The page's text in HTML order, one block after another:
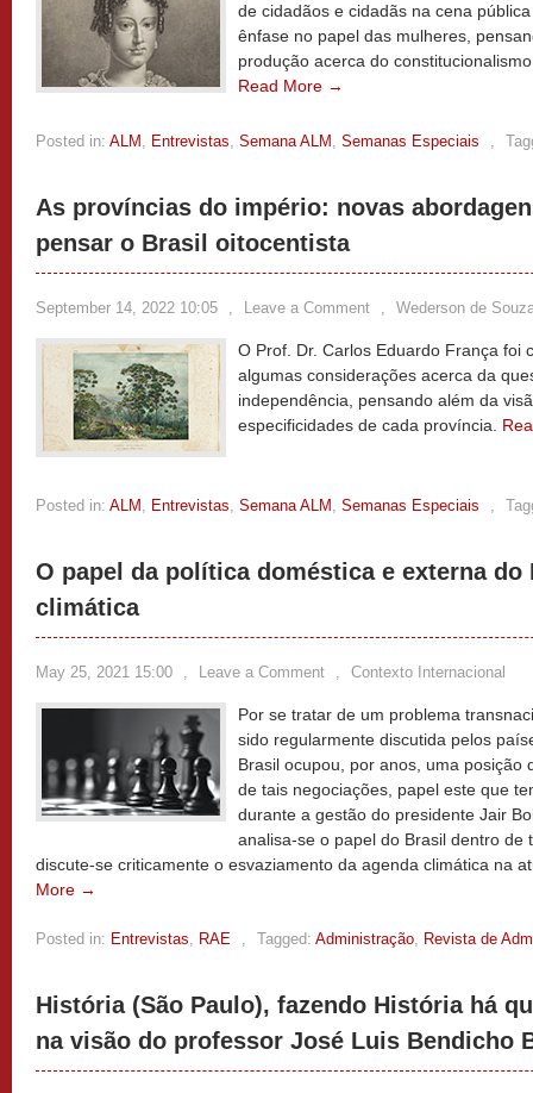
de cidadãos e cidadãs na cena
ênfase no papel das mulheres,
produção acerca do
Read More →
Posted in: ALM , Entrevistas, Semana ALM , Semanas Especiais ,
As províncias do império: novas
pensar o Brasil oitocentista
September 14, 2022 10:05 , Leave a Comment , Wederson de
O Prof. Dr. Carlos Eduardo França foi
algumas considerações acerca da
independência, pensando além da
especificidades de cada província.
Posted in: ALM , Entrevistas, Semana ALM , Semanas Especiais ,
O papel da política doméstica e externa do
climática
May 25, 2021 15:00 , Leave a Comment , Contexto Internacional
Por se tratar de um problema
sido regularmente discutida pelos
Brasil ocupou, por anos, uma posição
de tais negociações, papel este que
durante a gestão do presidente Jair
analisa-se o papel do Brasil dentro de
discute-se criticamente o esvaziamento da agenda climática na
More →
Posted in: Entrevistas, RAE , Tagged: Administração, Revista de
História (São Paulo), fazendo História há
na visão do professor José Luis Bendicho